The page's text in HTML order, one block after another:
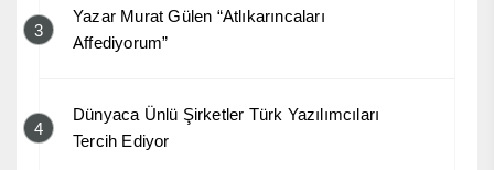
3
Yazar Murat Gülen “Atlıkarıncaları
Affediyorum”
4
Dünyaca Ünlü Şirketler Türk Yazılımcıları
Tercih Ediyor